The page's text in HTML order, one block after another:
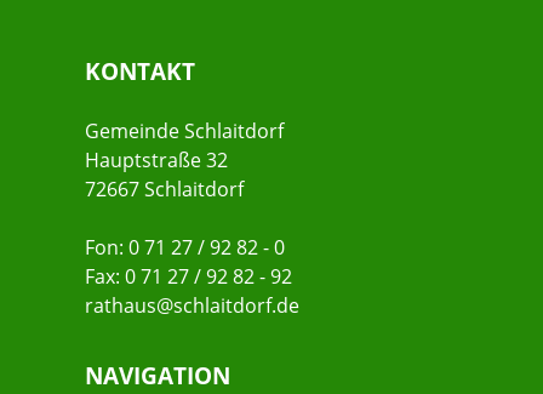
KONTAKT
Gemeinde Schlaitdorf
Hauptstraße 32
72667 Schlaitdorf
Fon: 0 71 27 / 92 82 - 0
Fax: 0 71 27 / 92 82 - 92
rathaus@schlaitdorf.de
NAVIGATION